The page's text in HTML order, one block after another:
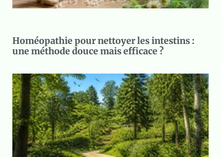
Homéopathie pour nettoyer les intestins :
une méthode douce mais efficace ?